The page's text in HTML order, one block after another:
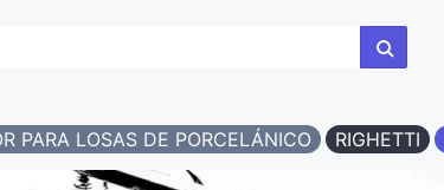
PARA LOSAS DE PORCELÁNICO RIGHETTI